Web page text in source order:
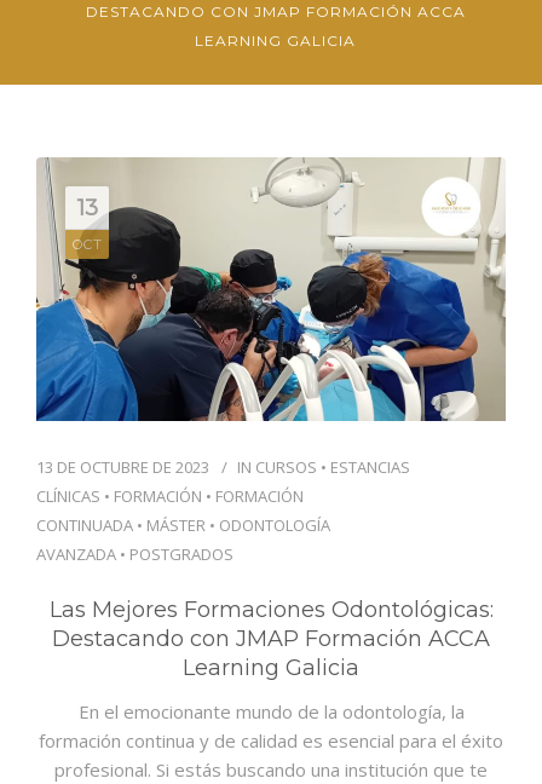
BLOG
DESTACANDO CON JMAP FORMACIÓN ACCA
LEARNING GALICIA
13
OCT
13 DE OCTUBRE DE 2023 IN CURSOS • ESTANCIAS
CLÍNICAS • FORMACIÓN • FORMACIÓN
CONTINUADA • MÁSTER • ODONTOLOGÍA
AVANZADA • POSTGRADOS
Las Mejores Formaciones Odontológicas:
Destacando con JMAP Formación ACCA
Learning Galicia
En el emocionante mundo de la odontología, la
formación continua y de calidad es esencial para el éxito
profesional. Si estás buscando una institución que te